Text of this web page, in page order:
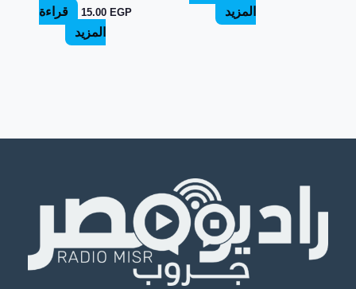
المزيد
15.00 EGP
قراءة
المزيد